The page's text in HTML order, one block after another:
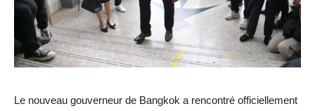
Le nouveau gouverneur de Bangkok a rencontré officiellement